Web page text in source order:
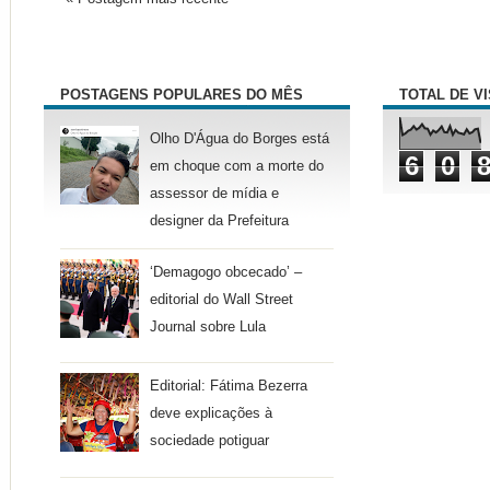
POSTAGENS POPULARES DO MÊS
Olho D'Água do Borges está
em choque com a morte do
assessor de mídia e
designer da Prefeitura
‘Demagogo obcecado’ –
editorial do Wall Street
Journal sobre Lula
Editorial: Fátima Bezerra
deve explicações à
sociedade potiguar
TOTAL DE
6 0 8